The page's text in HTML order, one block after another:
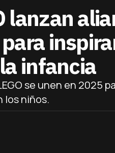
lanzan
infancia
se unen en 2025
los niños.